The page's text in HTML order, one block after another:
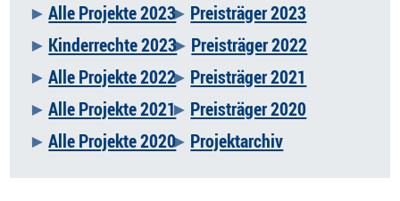
Alle Projekte 2023
Preisträger 2023
Kinderrechte 2023
Preisträger 2022
Alle Projekte 2022
Preisträger 2021
Alle Projekte 2021
Preisträger 2020
Alle Projekte 2020
Projektarchiv